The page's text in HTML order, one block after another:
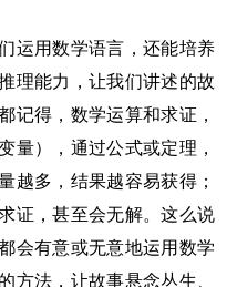
用数学语言，还能培养
理能力，让我们讲述的故
记得，数学运算和求证，
量），通过公式或定理，
越多，结果越容易获得；
证，甚至会无解。这么说
会有意或无意地运用数学
方法，让故事悬念丛生、